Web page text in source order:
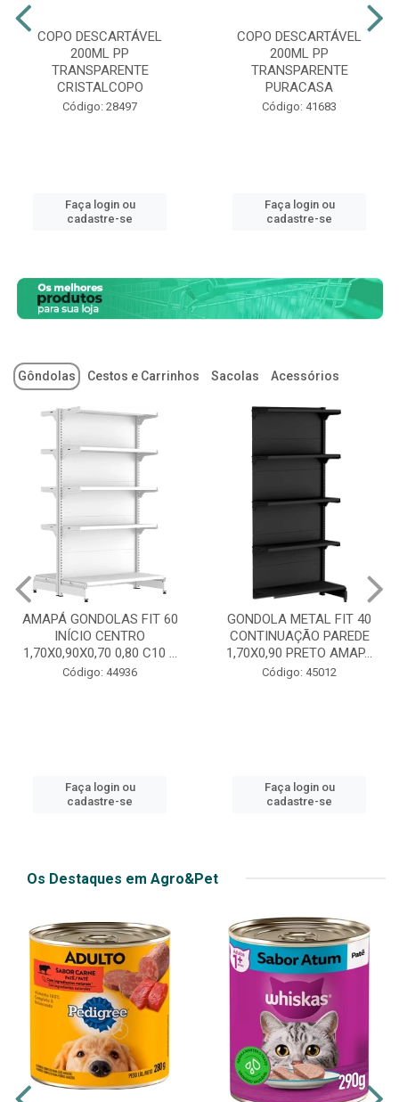
COPO DESCARTÁVEL
200ML PP
TRANSPARENTE
CRISTALCOPO
Código: 28497
Faça login ou
cadastre-se
COPO DESCARTÁVEL
200ML PP
TRANSPARENTE
PURACASA
Código: 41683
Faça login ou
cadastre-se
Gôndolas Cestos e Carrinhos Sacolas Acessórios
GONDOLA METAL FIT 40
CONTINUAÇÃO PAREDE
1,70X0,90 PRETO AMAP...
Código: 45012
Faça login ou
cadastre-se
GONDOLA METAL FIT 40
INICIO CENTRO 1,70X0,90
PRETO AMAPÁ
Código: 45013
cadastre-se
Os Destaques em Agro&Pet